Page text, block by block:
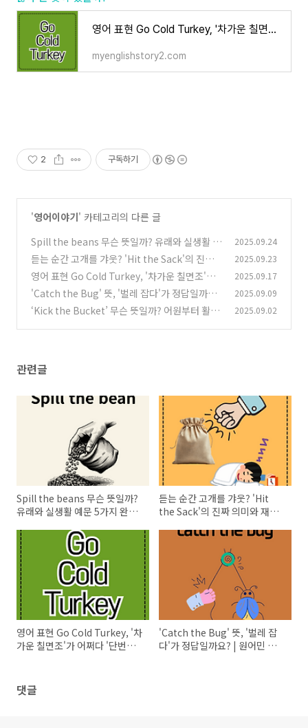
영어 표현 Go Cold Turkey, '차가운 칠면조'가 어쩌다 '단번에 끊다'는 뜻이 됐을까?
myenglishstory2.com
2 구독하기
'영어이야기' 카테고리의 다른 글
Spill the beans 무슨 뜻일까? 유래와 실생활 예
문 5가지 완벽 정리 (0)
2025.09.24
듣는 순간 고개를 갸웃? 'Hit the Sack'의 진짜
의미와 재미있는 유래! (1)
2025.09.23
영어 표현 Go Cold Turkey, '차가운 칠면조'가
어쩌다 '단번에 끊다'는 뜻이 됐을까? (1)
2025.09.17
'Catch the Bug' 뜻, '벌레 잡다'가 정답일까요?
| 원어민 필수 영어 표현 완벽 정리
(2)
2025.09.09
‘Kick the Bucket’ 무슨 뜻일까? 어원부터 활용
2025.09.02
관련글
Spill the beans 무슨 뜻일까?
유래와 실생활 예문 5가지 완벽
듣는 순간 고개를 갸웃? 'Hit
the Sack'의 진짜 의미와 재미
영어 표현 Go Cold Turkey, '차
가운 칠면조'가 어쩌다 '단번에
'Catch the Bug' 뜻, '벌레 잡
다'가 정답일까요? | 원어민 필
댓글